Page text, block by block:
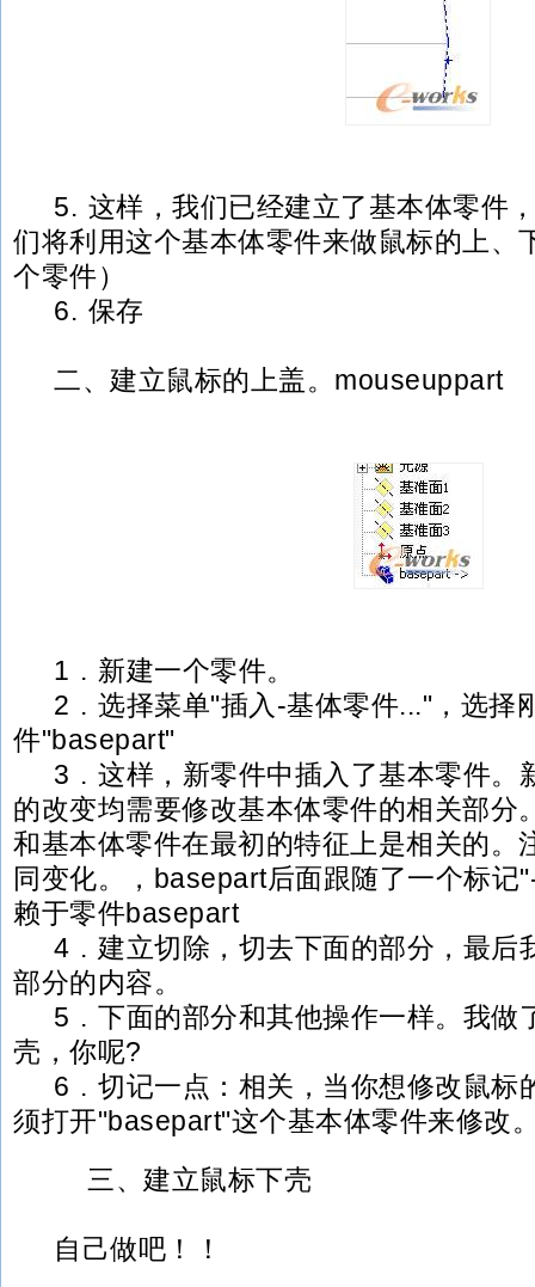
5. 这样，我们已经建立了基本体零件
们将利用这个基本体零件来做鼠标的上、
个零件）
6. 保存
二、建立鼠标的上盖。mouseuppart
1 . 新建一个零件。
2 . 选择菜单"插入-基体零件..."，选择
件"basepart"
3 . 这样，新零件中插入了基本零件。
的改变均需要修改基本体零件的相关部分
和基本体零件在最初的特征上是相关的。
同变化。，basepart后面跟随了一个标记
赖于零件basepart
4 . 建立切除，切去下面的部分，最后
部分的内容。
5 . 下面的部分和其他操作一样。我做
壳，你呢?
6 . 切记一点：相关，当你想修改鼠标
须打开"basepart"这个基本体零件来修改
三、建立鼠标下壳
自己做吧！！